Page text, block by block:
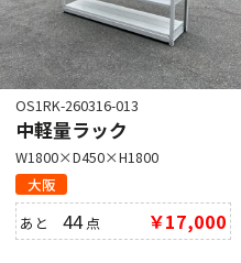
OS1RK-260316-013
中軽量ラック
W1800×D450×H1800
大阪
あと44点 ￥17,000